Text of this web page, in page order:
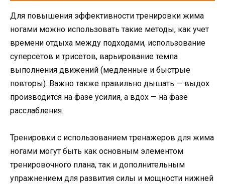
Для повышения эффективности тренировки жима
ногами можно использовать такие методы, как учет
времени отдыха между подходами, использование
суперсетов и трисетов, варьирование темпа
выполнения движений (медленные и быстрые
повторы). Важно также правильно дышать — выдох
производится на фазе усилия, а вдох — на фазе
расслабления.
Тренировки с использованием тренажеров для жима
ногами могут быть как основным элементом
тренировочного плана, так и дополнительным
упражнением для развития силы и мощности нижней